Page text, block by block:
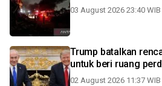
03 August 2026 23:40 WIB
Trump batalkan
untuk beri ruang
02 August 2026 11:37 WIB